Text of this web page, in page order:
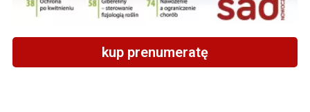
kup prenumeratę